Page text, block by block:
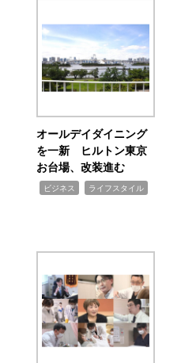
オールデイダイニング
を一新 ヒルトン東京
お台場、改装進む
ビジネス ライフスタイル